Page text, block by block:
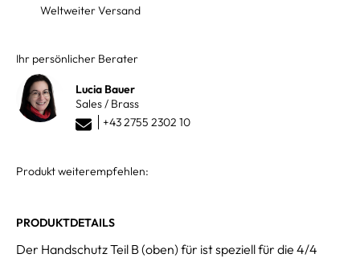
Weltweiter Versand
Ihr persönlicher Berater
Lucia Bauer
Sales / Brass
+43 2755 2302 10
Produkt weiterempfehlen:
PRODUKTDETAILS
Der Handschutz Teil B (oben) für ist speziell für die 4/4